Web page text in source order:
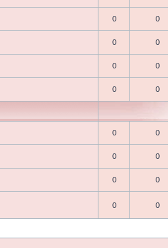
0 0
0 0
0 0
0 0
0 0
0 0
0 0
0 0